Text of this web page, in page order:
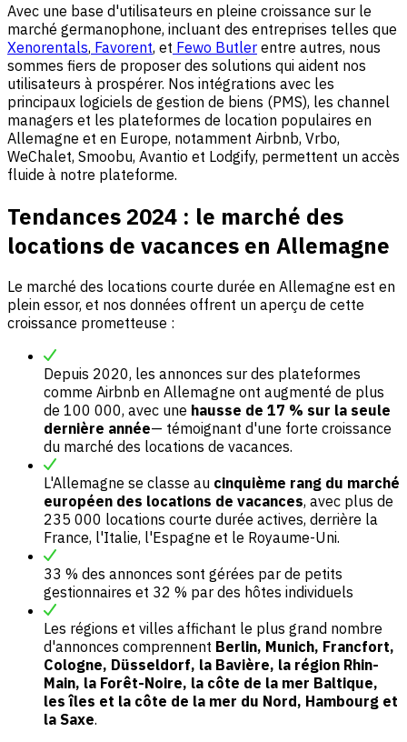
Avec une base d'utilisateurs en pleine croissance sur le
marché germanophone, incluant des entreprises telles que
Xenorentals, Favorent, et Fewo Butler entre autres, nous
sommes fiers de proposer des solutions qui aident nos
utilisateurs à prospérer. Nos intégrations avec les
principaux logiciels de gestion de biens (PMS), les channel
managers et les plateformes de location populaires en
Allemagne et en Europe, notamment Airbnb, Vrbo,
WeChalet, Smoobu, Avantio et Lodgify, permettent un accès
fluide à notre plateforme.
Tendances 2024 : le marché des
locations de vacances en Allemagne
Le marché des locations courte durée en Allemagne est en
plein essor, et nos données offrent un aperçu de cette
croissance prometteuse :
Depuis 2020, les annonces sur des plateformes
comme Airbnb en Allemagne ont augmenté de plus
de 100 000, avec une hausse de 17 % sur la seule
dernière année— témoignant d'une forte croissance
du marché des locations de vacances.
L'Allemagne se classe au cinquième rang du marché
européen des locations de vacances, avec plus de
235 000 locations courte durée actives, derrière la
France, l'Italie, l'Espagne et le Royaume-Uni.
33 % des annonces sont gérées par de petits
gestionnaires et 32 % par des hôtes individuels
Les régions et villes affichant le plus grand nombre
d'annonces comprennent Berlin, Munich, Francfort,
Cologne, Düsseldorf, la Bavière, la région Rhin-
Main, la Forêt-Noire, la côte de la mer Baltique,
les îles et la côte de la mer du Nord, Hambourg et
la Saxe.